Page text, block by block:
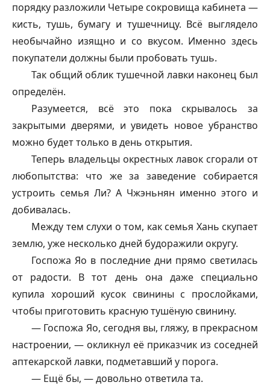
порядку разложили Четыре сокровища кабинета —
кисть, тушь, бумагу и тушечницу. Всё выглядело
необычайно изящно и со вкусом. Именно здесь
покупатели должны были пробовать тушь.
Так общий облик тушечной лавки наконец был
определён.
Разумеется, всё это пока скрывалось за
закрытыми дверями, и увидеть новое убранство
можно будет только в день открытия.
Теперь владельцы окрестных лавок сгорали от
любопытства: что же за заведение собирается
устроить семья Ли? А Чжэньнян именно этого и
добивалась.
Между тем слухи о том, как семья Хань скупает
землю, уже несколько дней будоражили округу.
Госпожа Яо в последние дни прямо светилась
от радости. В тот день она даже специально
купила хороший кусок свинины с прослойками,
чтобы приготовить красную тушёную свинину.
— Госпожа Яо, сегодня вы, гляжу, в прекрасном
настроении, — окликнул её приказчик из соседней
аптекарской лавки, подметавший у порога.
— Ещё бы, — довольно ответила та.